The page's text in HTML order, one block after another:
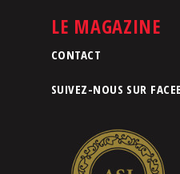
Télécharger
la
LE MAGAZINE
CONTACT
SUIVEZ-NOUS SUR